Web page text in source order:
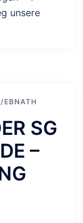
unsere
EBNATH
SG
–